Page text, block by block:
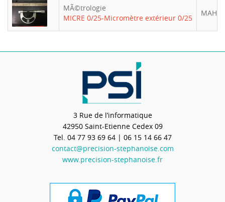
MÃ©trologie
MICRE 0/25-Micromètre extérieur 0/25
MAHR
3 Rue de l’informatique
42950 Saint-Etienne Cedex 09
Tel. 04 77 93 69 64| 06 15 14 66 47
contact@precision-stephanoise.com
www.precision-stephanoise.fr